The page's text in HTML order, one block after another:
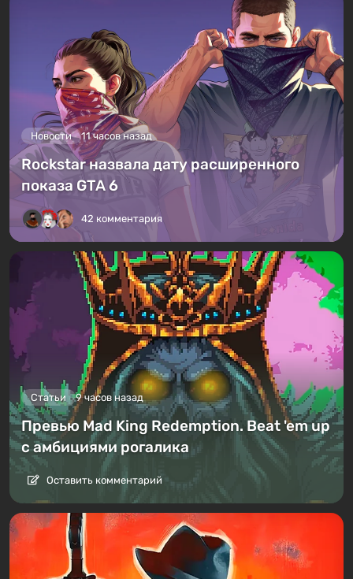
Новости 11 часов назад
Rockstar назвала дату расширенного
показа GTA 6
42 комментария
Статьи 9 часов назад
Превью Mad King Redemption. Beat 'em up
с амбициями рогалика
Оставить комментарий